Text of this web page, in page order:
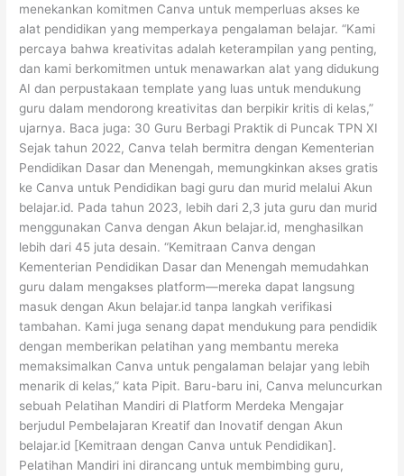
menekankan komitmen Canva untuk memperluas akses ke
alat pendidikan yang memperkaya pengalaman belajar. “Kami
percaya bahwa kreativitas adalah keterampilan yang penting,
dan kami berkomitmen untuk menawarkan alat yang didukung
AI dan perpustakaan template yang luas untuk mendukung
guru dalam mendorong kreativitas dan berpikir kritis di kelas,”
ujarnya. Baca juga: 30 Guru Berbagi Praktik di Puncak TPN XI
Sejak tahun 2022, Canva telah bermitra dengan Kementerian
Pendidikan Dasar dan Menengah, memungkinkan akses gratis
ke Canva untuk Pendidikan bagi guru dan murid melalui Akun
belajar.id. Pada tahun 2023, lebih dari 2,3 juta guru dan murid
menggunakan Canva dengan Akun belajar.id, menghasilkan
lebih dari 45 juta desain. “Kemitraan Canva dengan
Kementerian Pendidikan Dasar dan Menengah memudahkan
guru dalam mengakses platform—mereka dapat langsung
masuk dengan Akun belajar.id tanpa langkah verifikasi
tambahan. Kami juga senang dapat mendukung para pendidik
dengan memberikan pelatihan yang membantu mereka
memaksimalkan Canva untuk pengalaman belajar yang lebih
menarik di kelas,” kata Pipit. Baru-baru ini, Canva meluncurkan
sebuah Pelatihan Mandiri di Platform Merdeka Mengajar
berjudul Pembelajaran Kreatif dan Inovatif dengan Akun
belajar.id [Kemitraan dengan Canva untuk Pendidikan].
Pelatihan Mandiri ini dirancang untuk membimbing guru,